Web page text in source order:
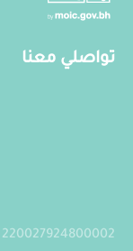
تواصلي معنا
220027924800002